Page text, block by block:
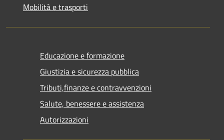
Mobilità e trasporti
Educazione e formazione
Giustizia e sicurezza pubblica
Tributi,finanze e contravvenzioni
Salute, benessere e assistenza
Autorizzazioni